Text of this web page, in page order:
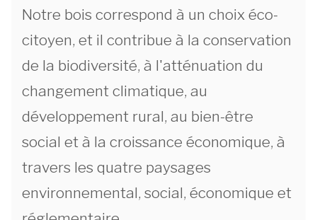
Notre bois correspond à un choix éco-
citoyen, et il contribue à la conservation
de la biodiversité, à l'atténuation du
changement climatique, au
développement rural, au bien-être
social et à la croissance économique, à
travers les quatre paysages
environnemental, social, économique et